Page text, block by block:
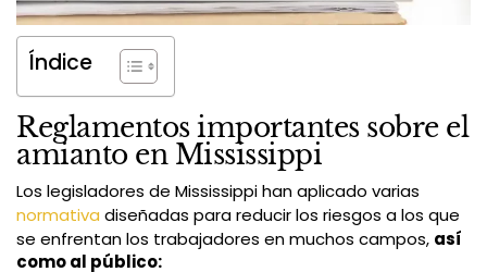
Índice
Reglamentos importantes sobre el
amianto en Mississippi
Los legisladores de Mississippi han aplicado varias
normativa diseñadas para reducir los riesgos a los que
se enfrentan los trabajadores en muchos campos, así
como al público: